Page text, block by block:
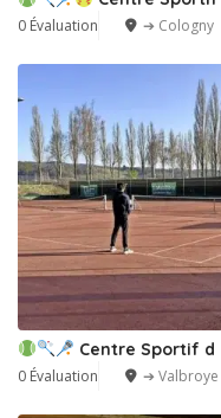
0 Évaluation ➔ Cologny
Centre Sportif d
0 Évaluation ➔ Valbroye